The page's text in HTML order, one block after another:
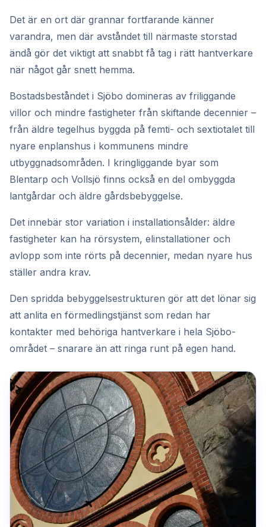
Det är en ort där grannar fortfarande känner
varandra, men där avståndet till närmaste storstad
ändå gör det viktigt att snabbt få tag i rätt hantverkare
när något går snett hemma.
Bostadsbeståndet i Sjöbo domineras av friliggande
villor och mindre fastigheter från skiftande decennier –
från äldre tegelhus byggda på femti- och sextiotalet till
nyare enplanshus i kommunens mindre
utbyggnadsområden. I kringliggande byar som
Blentarp och Vollsjö finns också en del ombyggda
lantgårdar och äldre gårdsbebyggelse.
Det innebär stor variation i installationsålder: äldre
fastigheter kan ha rörsystem, elinstallationer och
avlopp som inte rörts på decennier, medan nyare hus
ställer andra krav.
Den spridda bebyggelsestrukturen gör att det lönar sig
att anlita en förmedlingstjänst som redan har
kontakter med behöriga hantverkare i hela Sjöbo-
området – snarare än att ringa runt på egen hand.